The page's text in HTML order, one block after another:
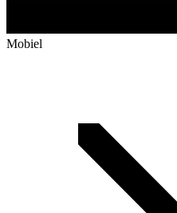
Mobiel